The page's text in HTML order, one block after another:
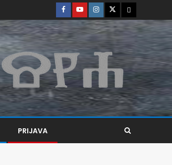
PRIJAVA